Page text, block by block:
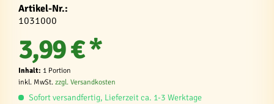
Artikel-Nr.:
1031000
3,99 € *
Inhalt: 1 Portion
inkl. MwSt. zzgl. Versandkosten
Sofort versandfertig, Lieferzeit ca. 1-3 Werktage